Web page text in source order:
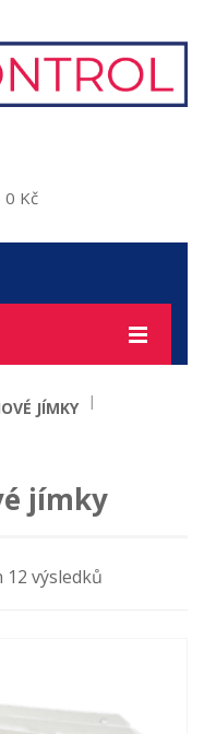
0 Kč
JÍMKY
jímky
12 výsledků